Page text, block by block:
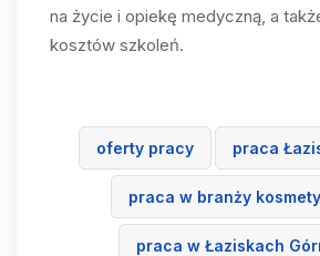
na życie i opiekę medyczną, a
kosztów szkoleń.
oferty pracy praca
praca w branży
praca w Łaziskach